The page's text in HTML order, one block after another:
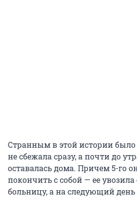
Странным в этой истории
не сбежала сразу, а почти до
оставалась дома. Причем 5-го
покончить с собой — ее увозила
больницу, а на следующий день